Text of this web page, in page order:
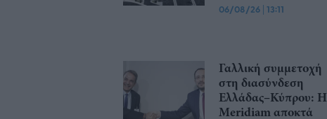
06/08/26 | 13:11
Γαλλική συμμετοχή
στη διασύνδεση
Ελλάδας–Κύπρου: Η
Meridiam αποκτά